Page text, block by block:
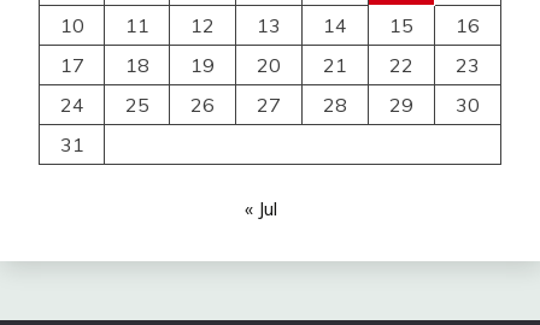
10
11 12 13 14 15
16
17
18 19 20 21 22
23
24
25 26 27 28 29
30
31
« Jul